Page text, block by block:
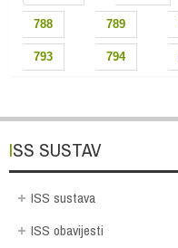
788 789
793 794
ISS SUSTAV
ISS sustava
ISS obavijesti